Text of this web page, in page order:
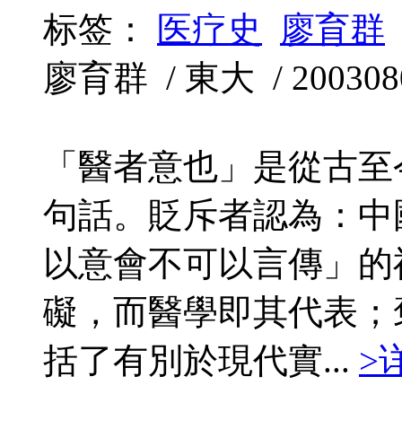
标签： 医疗史
廖育群
廖育群 / 東大 /
「醫者意也」是從古
句話。貶斥者認為：
以意會不可以言傳」
礙，而醫學即其代表
括了有別於現代實... >